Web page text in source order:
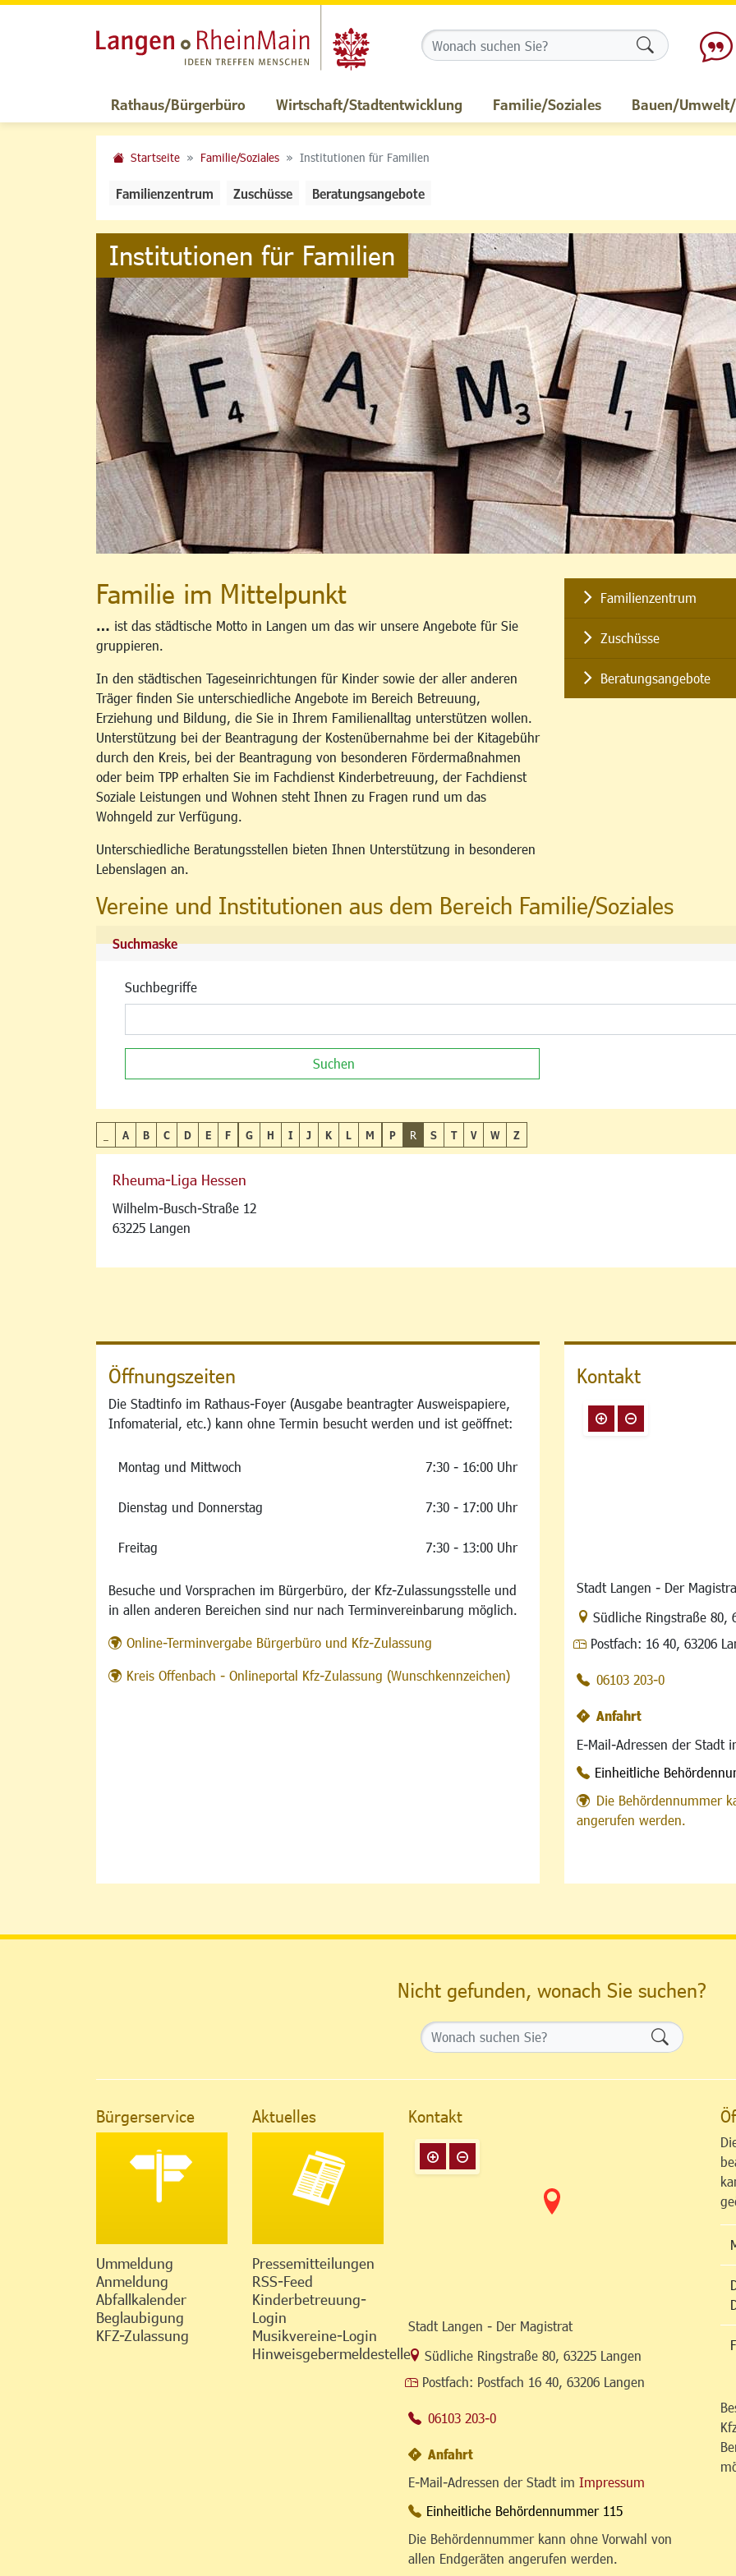
Rathaus/Bürgerbüro Wirtschaft/Stadtentwicklung Familie/Soziales Bauen/
Startseite Familie/Soziales Institutionen für Familien
Familienzentrum Zuschüsse Beratungsangebote
Institutionen für Familien
Familie im Mittelpunkt
… ist das städtische Motto in Langen um das wir unsere Angebote für Sie
gruppieren.
In den städtischen Tageseinrichtungen für Kinder sowie der aller anderen
Träger finden Sie unterschiedliche Angebote im Bereich Betreuung,
Erziehung und Bildung, die Sie in Ihrem Familienalltag unterstützen wollen.
Unterstützung bei der Beantragung der Kostenübernahme bei der Kitagebühr
durch den Kreis, bei der Beantragung von besonderen Fördermaßnahmen
oder beim TPP erhalten Sie im Fachdienst Kinderbetreuung, der Fachdienst
Soziale Leistungen und Wohnen steht Ihnen zu Fragen rund um das
Wohngeld zur Verfügung.
Unterschiedliche Beratungsstellen bieten Ihnen Unterstützung in besonderen
Lebenslagen an.
Familienzentrum
Zuschüsse
Beratungsangebote
Vereine und Institutionen aus dem Bereich Familie/Soziales
Suchmaske
Suchbegriffe
Suchen
A B C D E F G H I J K L M P R S T V W Z
Rheuma-Liga Hessen
Wilhelm-Busch-Straße 12
63225 Langen
Öffnungszeiten
Die Stadtinfo im Rathaus-Foyer (Ausgabe beantragter Ausweispapiere,
Infomaterial, etc.) kann ohne Termin besucht werden und ist geöffnet:
Montag und Mittwoch 7:30 - 16:00 Uhr
Dienstag und Donnerstag 7:30 - 17:00 Uhr
Freitag 7:30 - 13:00 Uhr
Besuche und Vorsprachen im Bürgerbüro, der Kfz-Zulassungsstelle und
in allen anderen Bereichen sind nur nach Terminvereinbarung möglich.
Online-Terminvergabe Bürgerbüro und Kfz-Zulassung
Kreis Offenbach - Onlineportal Kfz-Zulassung (Wunschkennzeichen)
Kontakt
Stadt Langen - Der
Link zur Google-Maps
Südliche Ringstraße 80,
Postfach: 16 40, 63206
06103 203-0
Anfahrt
E-Mail-Adressen der Stadt
Einheitliche
Die Behördennummer
angerufen werden.
Nicht gefunden, wonach Sie suchen?
Bürgerservice
Ummeldung
Anmeldung
Abfallkalender
Beglaubigung
KFZ-Zulassung
Aktuelles
Pressemitteilungen
RSS-Feed
Kinderbetreuung-
Login
Musikvereine-Login
Hinweisgebermeldestelle
Kontakt
Stadt Langen - Der Magistrat
Link zur Google-Maps Navigation
Südliche Ringstraße 80 63225 Langen
Postfach: Postfach 16 40, 63206 Langen
06103 203-0
Anfahrt
E-Mail-Adressen der Stadt im Impressum
Einheitliche Behördennummer 115
Die Behördennummer kann ohne Vorwahl von
allen Endgeräten angerufen werden.